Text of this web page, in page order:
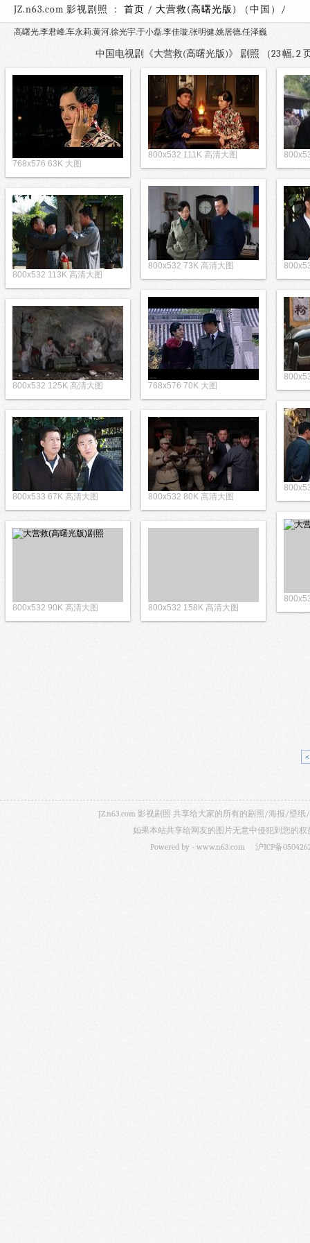
JZ.n63.com 影视剧照 ： 首页 / 大营救(高曙光版) （中
高曙光.李君峰.车永莉.黄河.徐光宇.于小磊.李佳璇.张明健.姚居德.任泽巍
中国电视剧《大营救(高曙光版)》 剧照 （23 幅,
768x576 63K 大图
800x532 111K 高清大图
800x532 73K 高清大图
800x532 113K 高清大图
768x576 70K 大图
800x532 125K 高清大图
800x533 67K 高清大图
800x532 80K 高清大图
800x532 90K 高清大图
800x532 158K 高清大图
JZ.n63.com 影视剧照 共享给大家的所有的剧照/海报/壁
如果本站共享给网友的图片无意中侵犯到您的
Powered by - www.n63.com 沪ICP备